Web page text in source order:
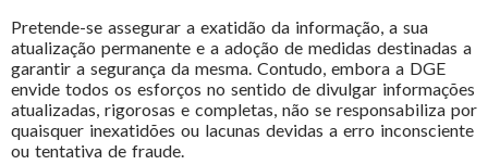
Pretende-se assegurar a exatidão da informação, a sua
atualização permanente e a adoção de medidas destinadas a
garantir a segurança da mesma. Contudo, embora a DGE
envide todos os esforços no sentido de divulgar informações
atualizadas, rigorosas e completas, não se responsabiliza por
quaisquer inexatidões ou lacunas devidas a erro inconsciente
ou tentativa de fraude.